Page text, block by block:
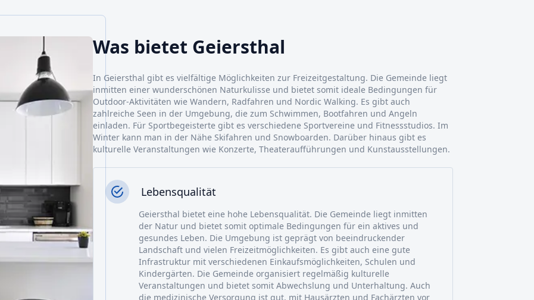
Was bietet Geiersthal
In Geiersthal gibt es vielfältige Möglichkeiten zur Freizeitgestaltung. Die Gemeinde liegt
inmitten einer wunderschönen Naturkulisse und bietet somit ideale Bedingungen für
Outdoor-Aktivitäten wie Wandern, Radfahren und Nordic Walking. Es gibt auch
zahlreiche Seen in der Umgebung, die zum Schwimmen, Bootfahren und Angeln
einladen. Für Sportbegeisterte gibt es verschiedene Sportvereine und Fitnessstudios. Im
Winter kann man in der Nähe Skifahren und Snowboarden. Darüber hinaus gibt es
kulturelle Veranstaltungen wie Konzerte, Theateraufführungen und Kunstausstellungen.
Lebensqualität
Geiersthal bietet eine hohe Lebensqualität. Die Gemeinde liegt inmitten
der Natur und bietet somit optimale Bedingungen für ein aktives und
gesundes Leben. Die Umgebung ist geprägt von beeindruckender
Landschaft und vielen Freizeitmöglichkeiten. Es gibt auch eine gute
Infrastruktur mit verschiedenen Einkaufsmöglichkeiten, Schulen und
Kindergärten. Die Gemeinde organisiert regelmäßig kulturelle
Veranstaltungen und bietet somit Abwechslung und Unterhaltung. Auch
die medizinische Versorgung ist gut, mit Hausärzten und Fachärzten vor